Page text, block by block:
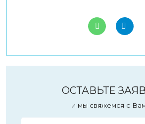
ОСТАВЬТЕ
и мы свяжемся с